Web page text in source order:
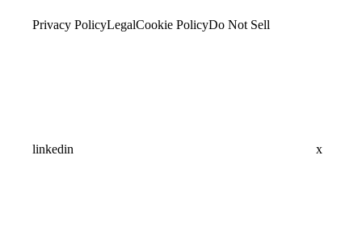
Privacy PolicyLegalCookie PolicyDo Not Sell
linkedin x